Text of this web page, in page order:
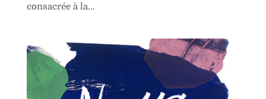
consacrée à la...